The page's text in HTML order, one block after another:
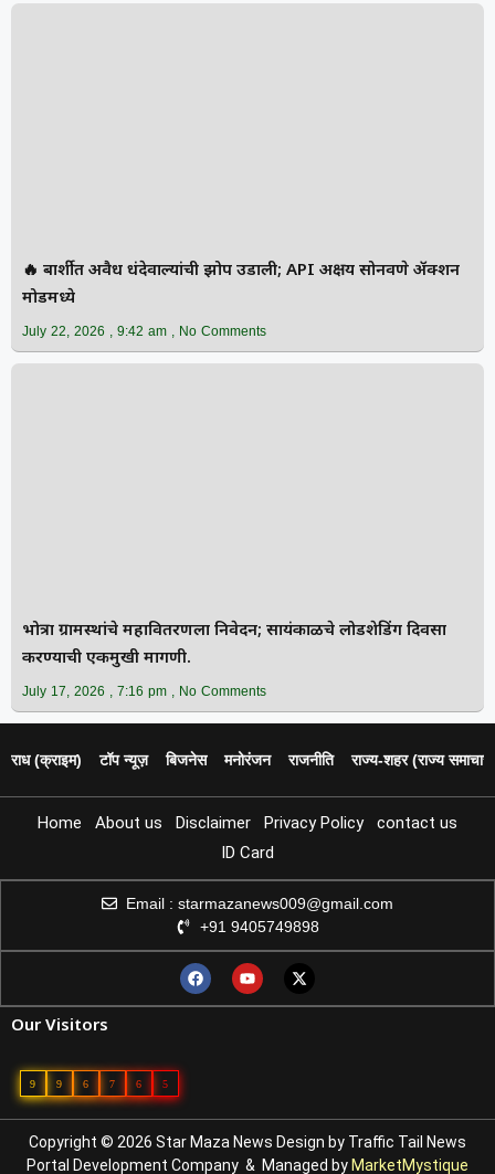
🔥 बार्शीत अवैध धंदेवाल्यांची झोप उडाली; API अक्षय सोनवणे ॲक्शन
मोडमध्ये
July 22, 2026 9:42 am No Comments
भोत्रा ग्रामस्थांचे महावितरणला निवेदन; सायंकाळचे लोडशेडिंग दिवसा
करण्याची एकमुखी मागणी.
July 17, 2026 7:16 pm No Comments
(क्राइम) टॉप न्यूज़ बिजनेस मनोरंजन राजनीति राज्य‑शहर (राज्य समाचार)
Home About us Disclaimer Privacy Policy
contact us
ID Card
Email : starmazanews009@gmail.com
+91 9405749898
Our Visitors
9 9 6 7 6 5
Copyright © 2026 Star Maza News Design by Traffic Tail News
Portal Development Company & Managed byMarketMystique